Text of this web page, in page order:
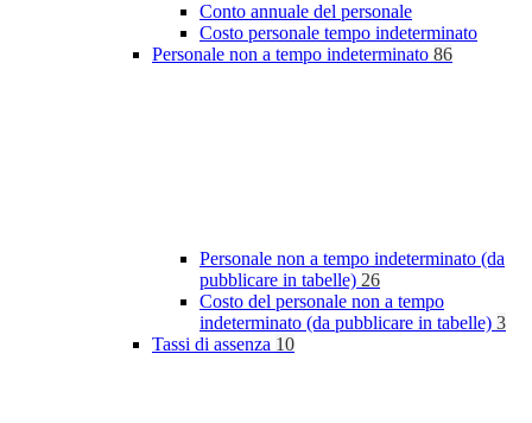
Conto annuale del personale
Costo personale tempo indeterminato
Personale non a tempo indeterminato 86
Personale non a tempo indeterminato (da
pubblicare in tabelle) 26
Costo del personale non a tempo
indeterminato (da pubblicare in tabelle) 3
Tassi di assenza 10